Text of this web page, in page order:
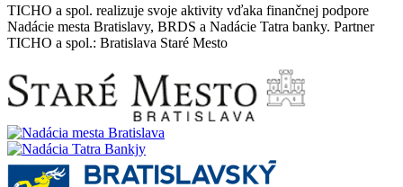
TICHO a spol. realizuje svoje aktivity vďaka finančnej podpore
Nadácie mesta Bratislavy, BRDS a Nadácie Tatra banky. Partner
TICHO a spol.: Bratislava Staré Mesto